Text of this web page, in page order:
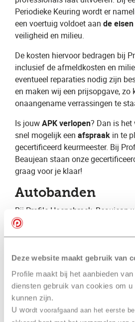
Deze website maakt gebruik van
Profile maakt bij het aanbieden
diensten gebruik van cookies om
kunnen zijn.
U wordt voorafgaand aan het eerste
Periodieke Keuring wordt er
een voertuig voldoet aan ​ de eisen
veiligheid en milieu.
De kosten hiervoor bedragen bij
inclusief de afmeldkosten en
eventueel reparaties nodig zijn
en maken wij een prijsopgave, zo
onaangename verrassingen te
Is jouw ​APK verlopen? Dan is
snel mogelijk een ​ afspraak in te
gecertificeerd keurmeester. Bij
Beaujean staan onze
graag voor je klaar!
Autobanden
Bij Profile Hoensbroek, Beaujean
monteurs met jarenlange
wij over specialistische kennis op
autoservice aanbieden voor zowel
zakelijke automobilist. Daarnaast
gespecialiseerd op het gebied
geven wij graag advies over
, ​winterbanden​ en ​